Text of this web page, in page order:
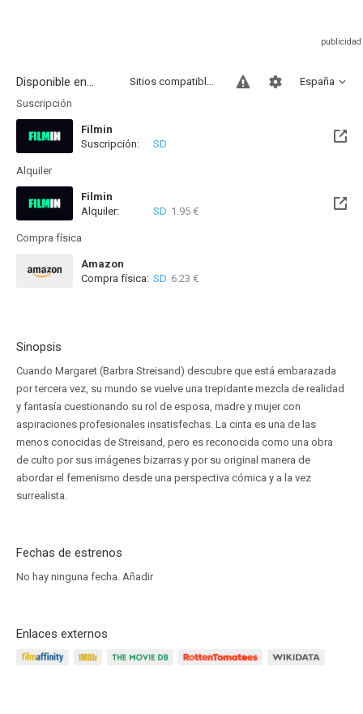
Disponible en... España
Sitios compatibles
Suscripción
Filmin
Disponible hasta el Vie, 14 Ago 2026 (Quedan 6 días)
Suscripción: SD
Alquiler
Filmin
Disponible hasta el Vie, 14 Ago 2026 (Quedan 6 días)
Alquiler: SD 1.95 €
Compra física
Amazon
Compra física: SD 6.23 €
Sinopsis
Cuando Margaret (Barbra Streisand) descubre que está embarazada
por tercera vez, su mundo se vuelve una trepidante mezcla de realidad
y fantasía cuestionando su rol de esposa, madre y mujer con
aspiraciones profesionales insatisfechas. La cinta es una de las
menos conocidas de Streisand, pero es reconocida como una obra
de culto por sus imágenes bizarras y por su original manera de
abordar el femenismo desde una perspectiva cómica y a la vez
surrealista.
Fechas de estrenos
No hay ninguna fecha. Añadir
Enlaces externos